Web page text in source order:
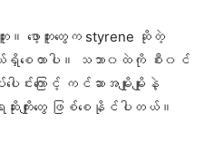
ါဘူး။ ဖော့ဘူးတွေက styrene ဆိုတဲ့
ယ်ရှိစေတာပါ။ သဘာ၀ထဲကို စီး၀င်
းကြောင့် ကင်ဆာအမျိုးမျိုးနဲ့
ဆိုးကျိုးတွေ ဖြစ်စေနိုင်ပါတယ်။